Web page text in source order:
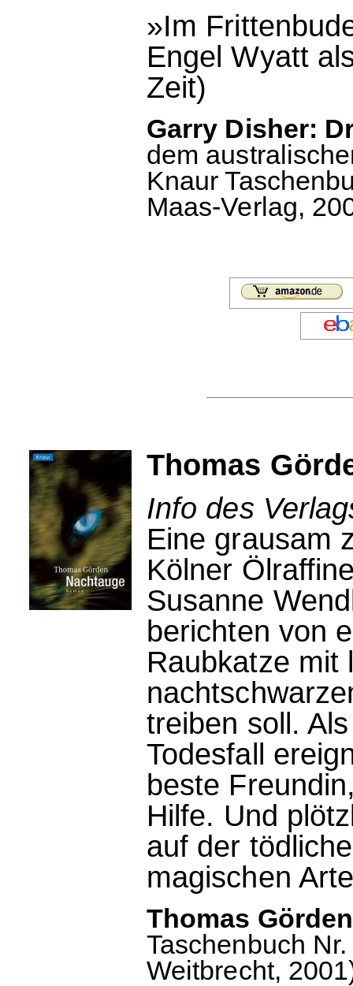
»Im
Engel Wyatt
Zeit)
Garry Disher:
dem
Knaur
Maas-Verlag,
Thomas
Info des
Eine grausam
Kölner
Susanne
berichten von
Raubkatze mit
treiben soll.
Todesfall
beste
Hilfe. Und
auf der
magischen
Thomas
Taschenbuch
Weitbrecht,